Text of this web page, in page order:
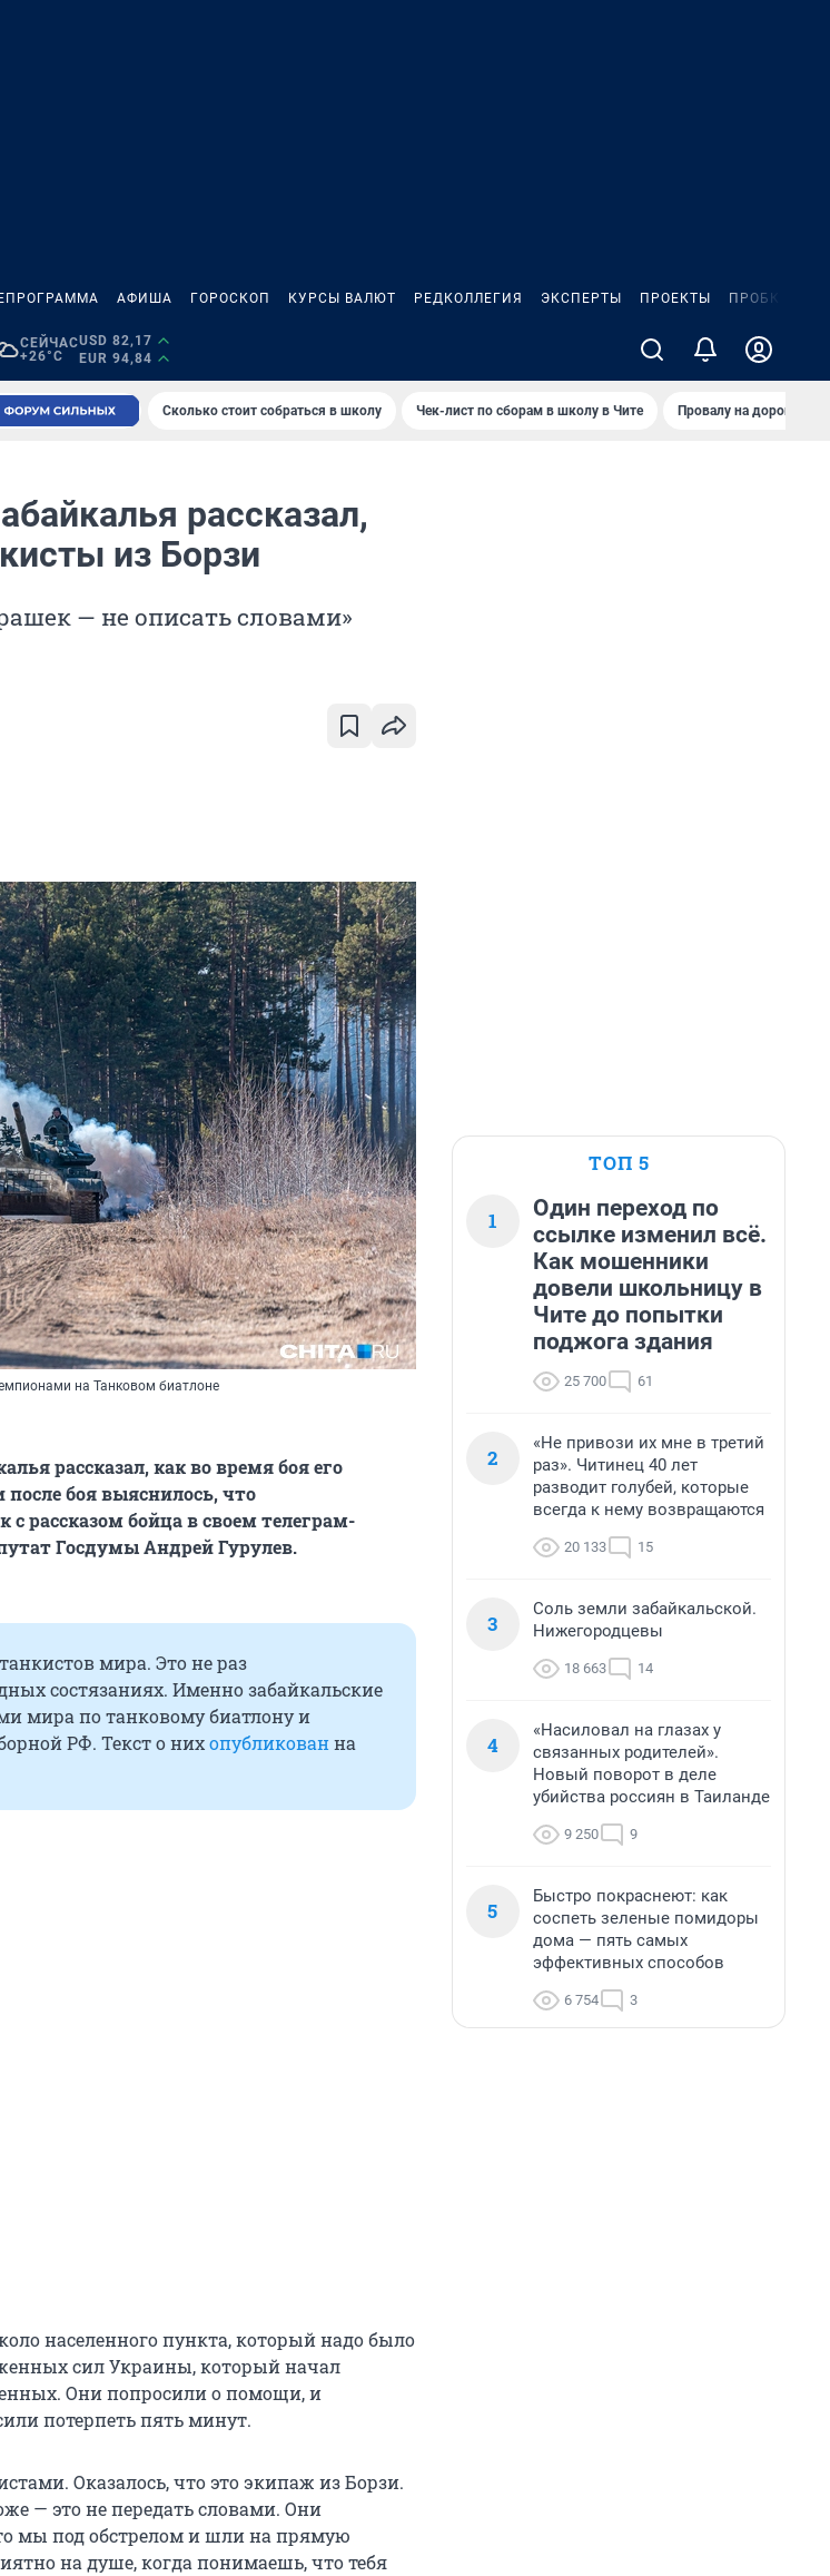
АФИША ГОРОСКОП КУРСЫ ВАЛЮТ РЕДКОЛЛЕГИЯ ЭКСПЕРТЫ ПРОЕКТЫ ПРОБКИ
СЕЙЧАС
+26°C
USD 82,17
EUR 94,84
Сколько стоит собраться в школу Чек-лист по сборам в школу в Чите Провалу на дороге
рассказал,
из Борзи
— не описать словами»
на Танковом биатлоне
рассказал, как во время боя его
боя выяснилось, что
рассказом бойца в своем телеграм-
Госдумы Андрей Гурулев.
мира. Это не раз
состязаниях. Именно забайкальские
мира по танковому биатлону и
РФ. Текст о нихопубликованна
населенного пункта, который надо было
сил Украины, который начал
Они попросили о помощи, и
потерпеть пять минут.
Оказалось, что это экипаж из Борзи.
— это не передать словами. Они
мы под обстрелом и шли на прямую
на душе, когда понимаешь, что тебя
ТОП 5
1
Один переход по
ссылке изменил всё.
Как мошенники
довели школьницу в
Чите до попытки
поджога здания
25 700 61
2
«Не привози их мне в третий
раз». Читинец 40 лет
разводит голубей, которые
всегда к нему возвращаются
20 133 15
3
Соль земли забайкальской.
Нижегородцевы
18 663 14
4
«Насиловал на глазах у
связанных родителей».
Новый поворот в деле
убийства россиян в Таиланде
9 250 9
5
Быстро покраснеют: как
соспеть зеленые помидоры
дома — пять самых
эффективных способов
6 754 3